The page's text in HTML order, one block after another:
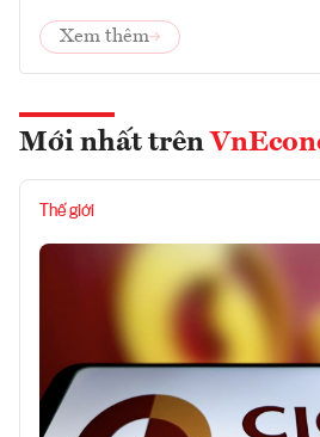
Xem thêm
Mới nhất trên
Thế giới